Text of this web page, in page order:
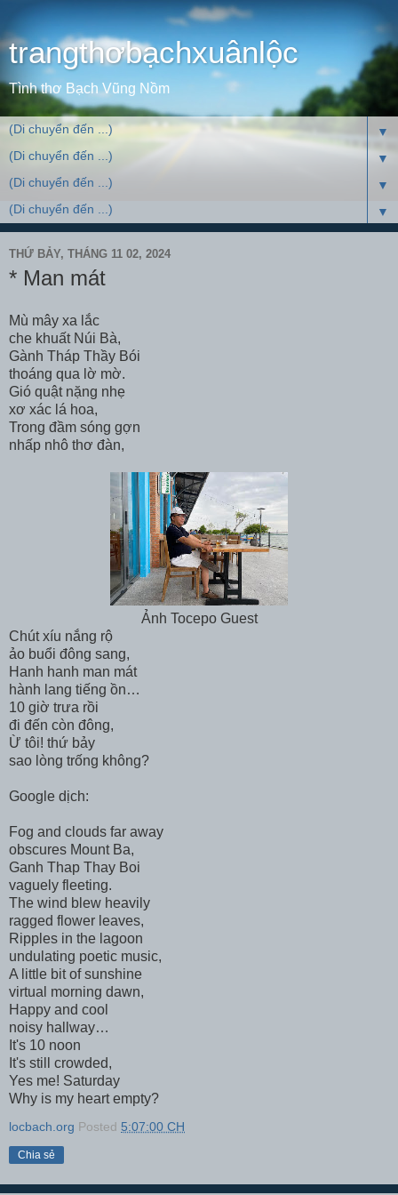
trangthơbạchxuânlộc
Tình thơ Bạch Vũng Nồm
▼
▼
▼
▼
THỨ BẢY, THÁNG 11 02, 2024
* Man mát
Mù mây xa lắc
che khuất Núi Bà,
Gành Tháp Thầy Bói
thoáng qua lờ mờ.
Gió quật nặng nhẹ
xơ xác lá hoa,
Trong đầm sóng gợn
nhấp nhô thơ đàn,
Ảnh Tocepo Guest
Chút xíu nắng rộ
ảo buổi đông sang,
Hanh hanh man mát
hành lang tiếng ồn…
10 giờ trưa rồi
đi đến còn đông,
Ừ tôi! thứ bảy
sao lòng trống không?
Google dịch:
Fog and clouds far away
obscures Mount Ba,
Ganh Thap Thay Boi
vaguely fleeting.
The wind blew heavily
ragged flower leaves,
Ripples in the lagoon
undulating poetic music,
A little bit of sunshine
virtual morning dawn,
Happy and cool
noisy hallway…
It's 10 noon
It's still crowded,
Yes me! Saturday
Why is my heart empty?
locbach.org Posted 5:07:00 CH
Chia sẻ